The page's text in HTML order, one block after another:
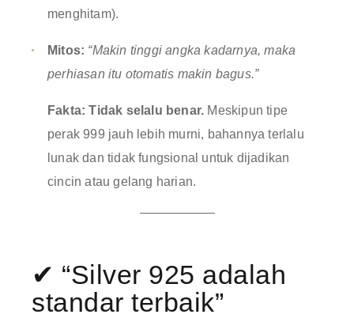
menghitam).
Mitos: “Makin tinggi angka kadarnya, maka
perhiasan itu otomatis makin bagus.”
Fakta: Tidak selalu benar. Meskipun tipe
perak 999 jauh lebih murni, bahannya terlalu
lunak dan tidak fungsional untuk dijadikan
cincin atau gelang harian.
✔ “Silver 925 adalah
standar terbaik”